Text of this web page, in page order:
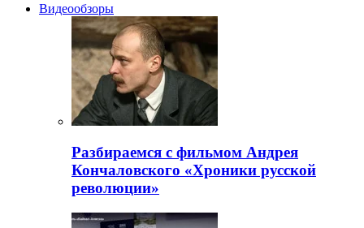
Видеообзоры
Разбираемся с фильмом Андрея
Кончаловского «Хроники русской
революции»